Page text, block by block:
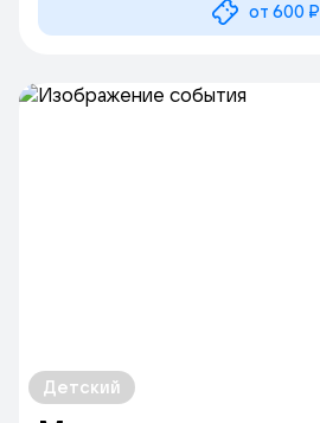
от 600 ₽
Детский